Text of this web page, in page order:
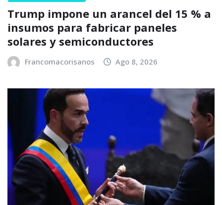
Trump impone un arancel del 15 % a
insumos para fabricar paneles
solares y semiconductores
Francomacorisanos Ago 8, 2026